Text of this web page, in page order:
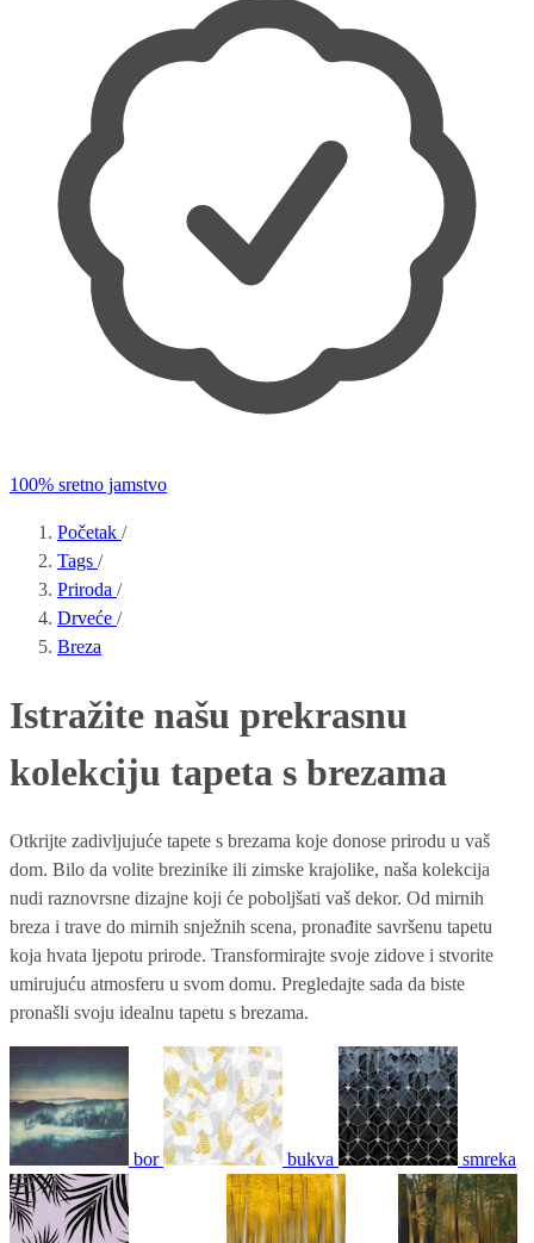
100% sretno jamstvo
Početak /
Tags /
Priroda /
Drveće /
Breza
Istražite našu prekrasnu
kolekciju tapeta s brezama
Otkrijte zadivljujuće tapete s brezama koje donose prirodu u vaš
dom. Bilo da volite brezinike ili zimske krajolike, naša kolekcija
nudi raznovrsne dizajne koji će poboljšati vaš dekor. Od mirnih
breza i trave do mirnih snježnih scena, pronađite savršenu tapetu
koja hvata ljepotu prirode. Transformirajte svoje zidove i stvorite
umirujuću atmosferu u svom domu. Pregledajte sada da biste
pronašli svoju idealnu tapetu s brezama.
bor bukva smreka